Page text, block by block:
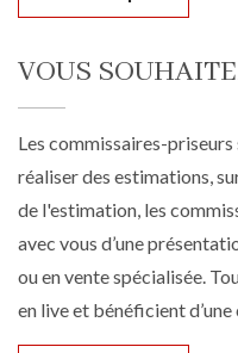
VOUS
Les commissaires-
réaliser des estimations,
de l'estimation, les
avec vous d’une
ou en vente spécialisée.
en live et bénéficient